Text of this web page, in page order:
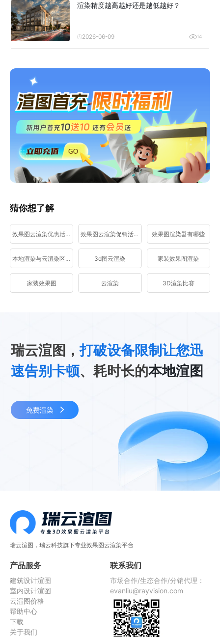
渲染精度越高越好还是越低越好？
2026-06-09 14
猜你想了解
效果图云渲染优惠活动 效果图云渲染促销活动 效果图渲染器有哪些
本地渲染与云渲染区别 3d图云渲染 家装效果图渲染
家装效果图 云渲染 3D渲染比赛
瑞云渲图，打破设备限制让您迅
速告别卡顿、耗时长的本地渲图
免费渲染
瑞云渲图，瑞云科技旗下专业效果图云渲染平台
产品服务
建筑设计渲图
室内设计渲图
云渲图价格
帮助中心
下载
关于我们
联系我们
市场合作/生态合作/分销代理：
evanliu@rayvision.com